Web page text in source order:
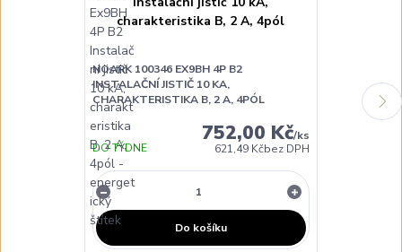
NOARK 100346 EX9BH 4P B2
INSTALAČNÍ JISTIČ 10 KA,
CHARAKTERISTIKA B, 2 A, 4PÓL
752,00 Kč/ks
621,49 Kčbez DPH
DO TÝDNE
Do košíku
INSTALAČNÍ